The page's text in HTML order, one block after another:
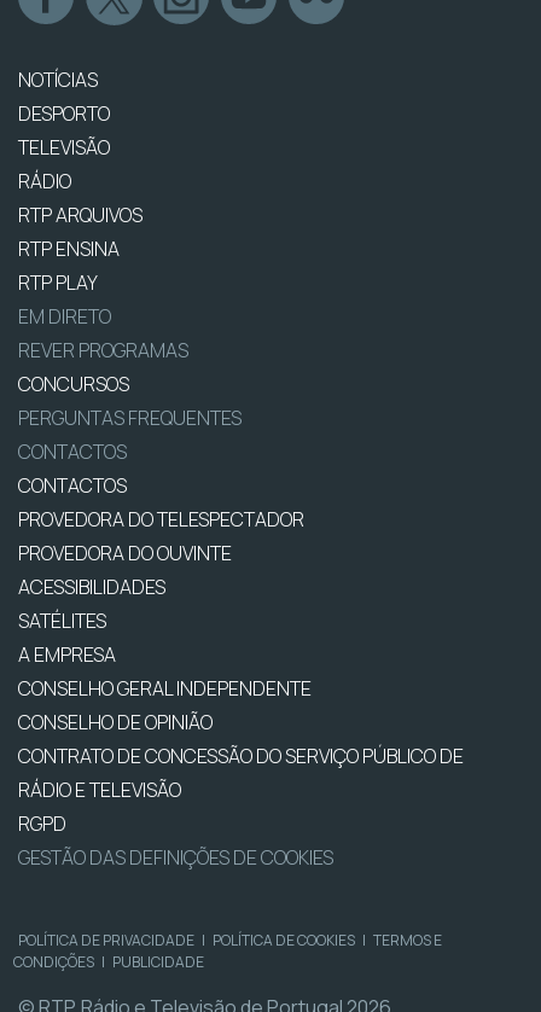
NOTÍCIAS
DESPORTO
TELEVISÃO
RÁDIO
RTP ARQUIVOS
RTP ENSINA
RTP PLAY
EM DIRETO
REVER PROGRAMAS
CONCURSOS
PERGUNTAS FREQUENTES
CONTACTOS
CONTACTOS
PROVEDORA DO TELESPECTADOR
PROVEDORA DO OUVINTE
ACESSIBILIDADES
SATÉLITES
A EMPRESA
CONSELHO GERAL INDEPENDENTE
CONSELHO DE OPINIÃO
CONTRATO DE CONCESSÃO DO SERVIÇO PÚBLICO DE
RÁDIO E TELEVISÃO
RGPD
GESTÃO DAS DEFINIÇÕES DE COOKIES
POLÍTICA DE PRIVACIDADE | POLÍTICA DE COOKIES | TERMOS E
CONDIÇÕES | PUBLICIDADE